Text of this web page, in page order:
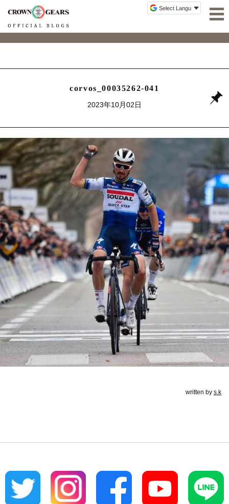
corvos_00035262-041
2023年10月02日
written by s.k